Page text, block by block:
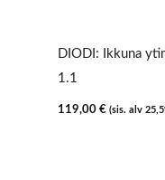
DIODI: Ikkuna
1.1
119,00 € (sis. alv